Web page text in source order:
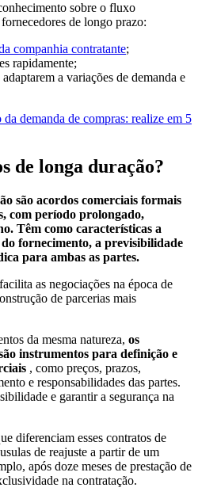
sobre o fluxo
de longo prazo:
companhia contratante;
rapidamente;
a variações de demanda e
da demanda de compras: realize em 5
de longa duração?
são acordos comerciais formais
com período prolongado,
Têm como características a
fornecimento, a previsibilidade
para ambas as partes.
as negociações na época de
de parcerias mais
da mesma natureza, os
instrumentos para definição e
, como preços, prazos,
e responsabilidades das partes.
e garantir a segurança na
diferenciam esses contratos de
de reajuste a partir de um
após doze meses de prestação de
na contratação.